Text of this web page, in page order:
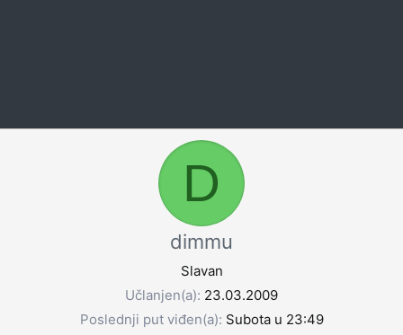
D
dimmu
Slavan
Učlanjen(a) 23.03.2009
Poslednji put viđen(a) Subota u 23:49